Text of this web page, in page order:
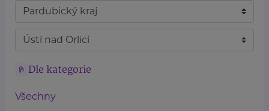
Dle kategorie
Všechny